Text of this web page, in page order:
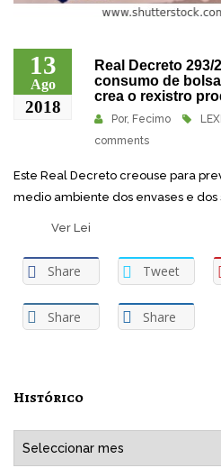
13
Ago
2018
Real Decreto
consumo de
crea o rexistro
Por, Fecimo
comments
Este Real Decreto creouse para
medio ambiente dos envases e dos
Ver Lei
Share Tweet
Share Share
Histórico